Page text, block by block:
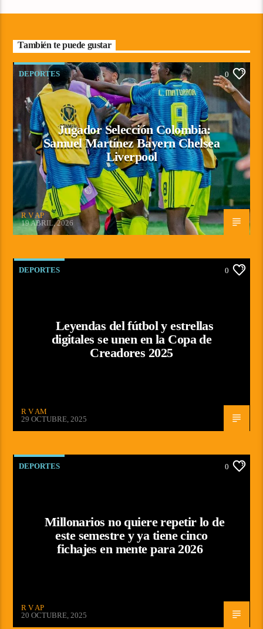
También te puede gustar
DEPORTES 0
Jugador Selección Colombia:
Samuel Martínez Bayern Chelsea
Liverpool
R V AP
19 ABRIL, 2026
DEPORTES 0
Leyendas del fútbol y estrellas
digitales se unen en la Copa de
Creadores 2025
R V AM
29 OCTUBRE, 2025
DEPORTES 0
Millonarios no quiere repetir lo de
este semestre y ya tiene cinco
fichajes en mente para 2026
R V AP
20 OCTUBRE, 2025